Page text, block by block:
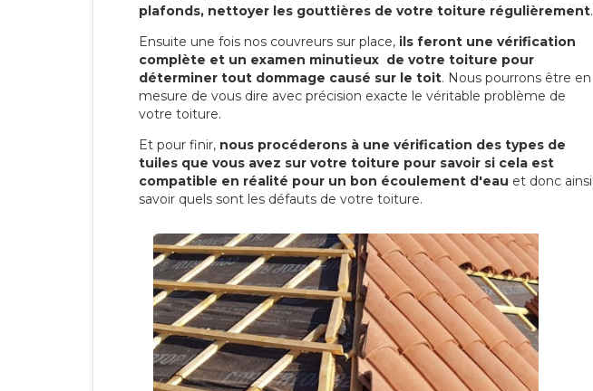
plafonds, nettoyer les gouttières de votre toiture régulièrement.
Ensuite une fois nos couvreurs sur place, ils feront une vérification
complète et un examen minutieux de votre toiture pour
déterminer tout dommage causé sur le toit. Nous pourrons être en
mesure de vous dire avec précision exacte le véritable problème de
votre toiture.
Et pour finir, nous procéderons à une vérification des types de
tuiles que vous avez sur votre toiture pour savoir si cela est
compatible en réalité pour un bon écoulement d'eau et donc ainsi
savoir quels sont les défauts de votre toiture.